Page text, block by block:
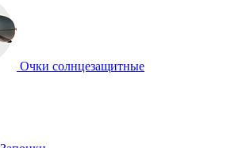
Очки солнцезащитные